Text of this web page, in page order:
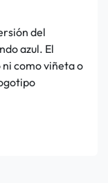
del
azul. El
ni como viñeta o